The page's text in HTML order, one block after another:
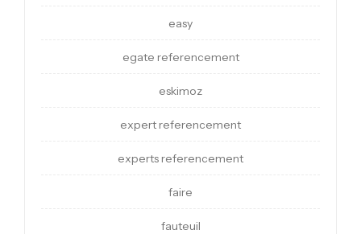
easy
egate referencement
eskimoz
expert referencement
experts referencement
faire
fauteuil